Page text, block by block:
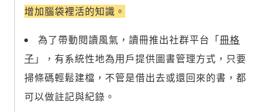
增加腦袋裡活的知識。
為了帶動閱讀風氣，讀冊推出社群平台「冊格
子 」， 有系統性地為用戶提供圖書管理方式 ，只要
掃條碼輕鬆建檔，不管是借出去或還回來的書，都
可以做註記與紀錄。